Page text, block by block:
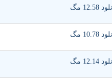
12.58 مگ
10.78 مگ
12.14 مگ